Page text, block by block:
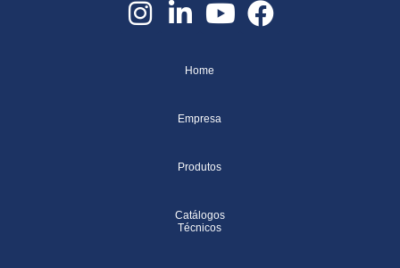
Home
Empresa
Produtos
Catálogos
Técnicos